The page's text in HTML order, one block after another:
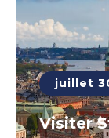
juillet
Visiter